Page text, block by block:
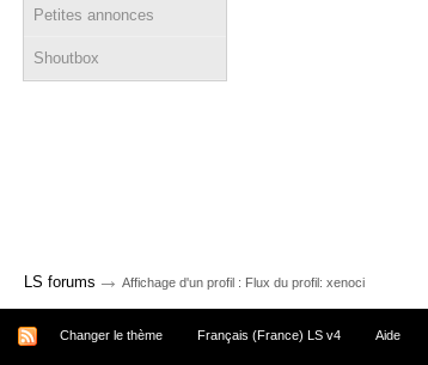
Petites annonces
Shoutbox
LS forums → Affichage d'un profil : Flux du profil: xenoci
Changer le thème Français (France) LS v4 Aide